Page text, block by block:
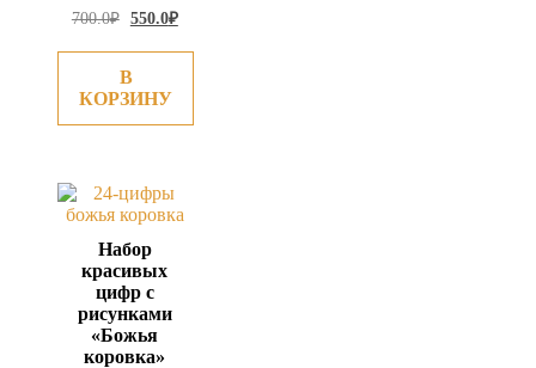
700.0₽
Первоначальная
составляла
700.0₽.
550.0₽Текущая
550.0₽.
В
КОРЗИНУ
Набор
красивых
цифр с
рисунками
«Божья
коровка»